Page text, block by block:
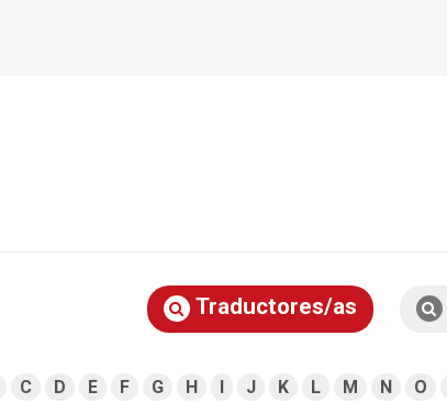
Traductores/as
C D E F G H I J K L M N O